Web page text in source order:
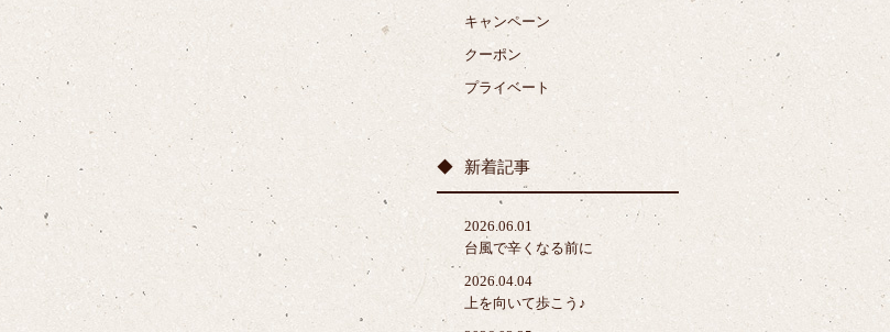
キャンペーン
クーポン
プライベート
新着記事
2026.06.01
台風で辛くなる前に
2026.04.04
上を向いて歩こう♪